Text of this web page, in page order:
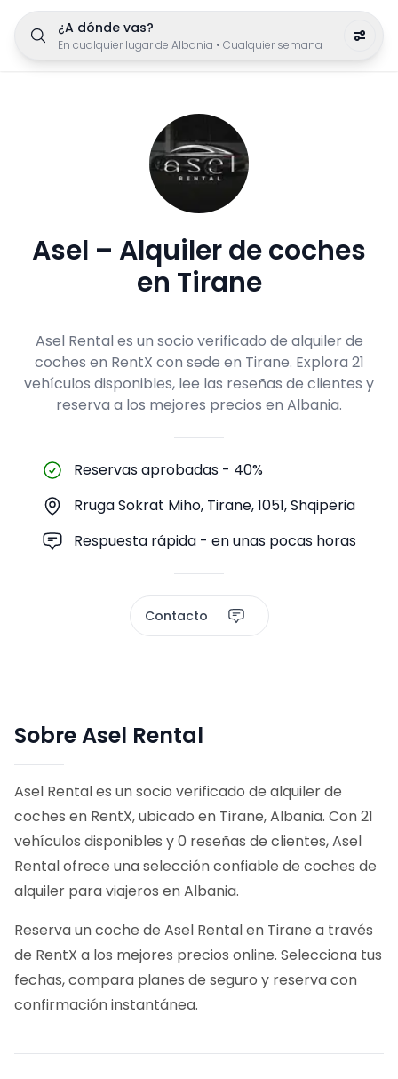
¿A dónde vas?
En cualquier lugar de Albania • Cualquier semana
Asel – Alquiler de coches
en Tirane
Asel Rental es un socio verificado de alquiler de
coches en RentX con sede en Tirane. Explora 21
vehículos disponibles, lee las reseñas de clientes y
reserva a los mejores precios en Albania.
Reservas aprobadas - 40%
Rruga Sokrat Miho, Tirane, 1051, Shqipëria
Respuesta rápida - en unas pocas horas
Contacto
Sobre Asel Rental
Asel Rental es un socio verificado de alquiler de
coches en RentX, ubicado en Tirane, Albania. Con 21
vehículos disponibles y 0 reseñas de clientes, Asel
Rental ofrece una selección confiable de coches de
alquiler para viajeros en Albania.
Reserva un coche de Asel Rental en Tirane a través
de RentX a los mejores precios online. Selecciona tus
fechas, compara planes de seguro y reserva con
confirmación instantánea.